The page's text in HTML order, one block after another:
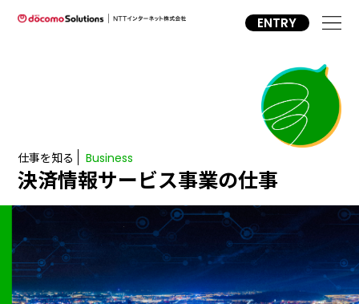
ENTRY
仕事を知る Business
決済情報サービス事業の仕事